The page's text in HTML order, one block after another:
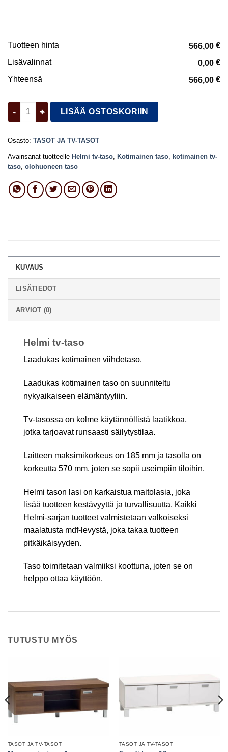
Tuotteen hinta 566,00 €
Lisävalinnat 0,00 €
Yhteensä 566,00 €
Helmi tv-taso määrä
LISÄÄ OSTOSKORIIN
Osasto: TASOT JA TV-TASOT
Avainsanat tuotteelle Helmi tv-taso Kotimainen taso
kotimainen tv-
taso olohuoneen taso
KUVAUS
LISÄTIEDOT
ARVIOT (0)
Helmi tv-taso
Laadukas kotimainen viihdetaso.
Laadukas kotimainen taso on suunniteltu
nykyaikaiseen elämäntyyliin.
Tv-tasossa on kolme käytännöllistä laatikkoa,
jotka tarjoavat runsaasti säilytystilaa.
Laitteen maksimikorkeus on 185 mm ja tasolla on
korkeutta 570 mm, joten se sopii useimpiin tiloihin.
Helmi tason lasi on karkaistua maitolasia, joka
lisää tuotteen kestävyyttä ja turvallisuutta. Kaikki
Helmi-sarjan tuotteet valmistetaan valkoiseksi
maalatusta mdf-levystä, joka takaa tuotteen
pitkäikäisyyden.
Taso toimitetaan valmiiksi koottuna, joten se on
helppo ottaa käyttöön.
TUTUSTU MYÖS
TASOT JA TV-TASOT TASOT JA TV-TASOT